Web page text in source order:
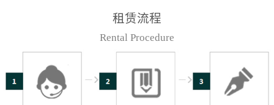
租赁流程
Rental Procedure